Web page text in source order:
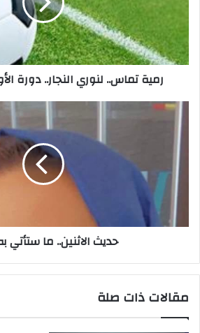
ر
رمية تماس.. لنوري النجار.. دورة
حديث الاثنين.. ما ستأتي
مقالات ذات صلة